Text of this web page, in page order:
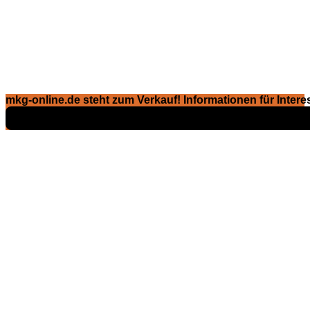
mkg-online.de steht zum Verkauf! Informationen für